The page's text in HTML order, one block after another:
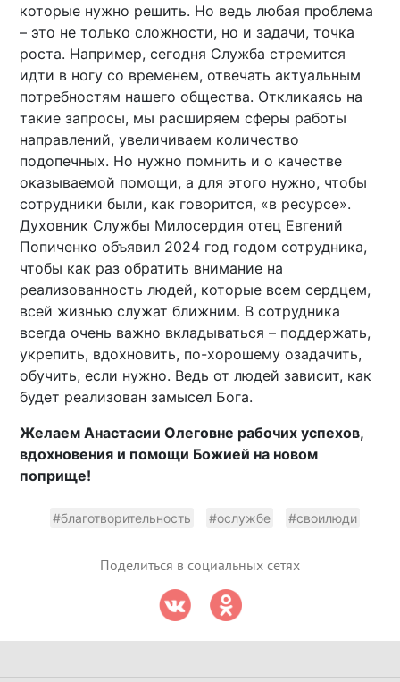
которые нужно решить. Но ведь любая проблема
– это не только сложности, но и задачи, точка
роста. Например, сегодня Служба стремится
идти в ногу со временем, отвечать актуальным
потребностям нашего общества. Откликаясь на
такие запросы, мы расширяем сферы работы
направлений, увеличиваем количество
подопечных. Но нужно помнить и о качестве
оказываемой помощи, а для этого нужно, чтобы
сотрудники были, как говорится, «в ресурсе».
Духовник Службы Милосердия отец Евгений
Попиченко объявил 2024 год годом сотрудника,
чтобы как раз обратить внимание на
реализованность людей, которые всем сердцем,
всей жизнью служат ближним. В сотрудника
всегда очень важно вкладываться – поддержать,
укрепить, вдохновить, по-хорошему озадачить,
обучить, если нужно. Ведь от людей зависит, как
будет реализован замысел Бога.
Желаем Анастасии Олеговне рабочих успехов,
вдохновения и помощи Божией на новом
поприще!
#благотворительность #ослужбе #своилюди
Поделиться в социальных сетях